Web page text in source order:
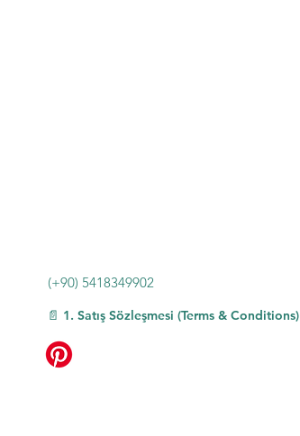
(+90) 5418349902
📄 1. Satış Sözleşmesi (Terms & Conditions)